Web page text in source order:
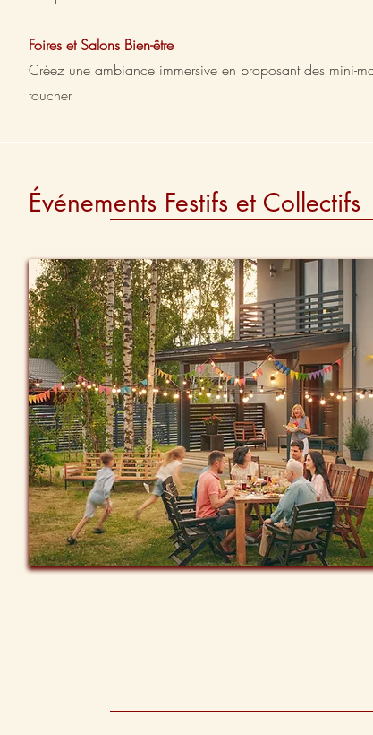
Foires et Salons Bien-être
Créez une ambiance immersive en proposant des mini-
toucher.
Événements Festifs et Collectifs